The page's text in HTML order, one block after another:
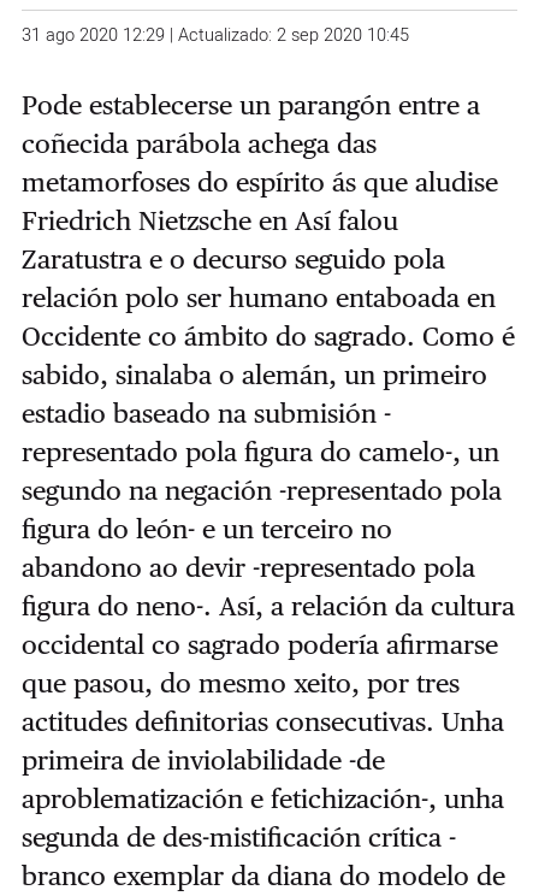
31 ago 2020 12:29 | Actualizado: 2 sep 2020 10:45
Pode establecerse un parangón entre a
coñecida parábola achega das
metamorfoses do espírito ás que aludise
Friedrich Nietzsche en Así falou
Zaratustra e o decurso seguido pola
relación polo ser humano entaboada en
Occidente co ámbito do sagrado. Como é
sabido, sinalaba o alemán, un primeiro
estadio baseado na submisión -
representado pola figura do camelo-, un
segundo na negación -representado pola
figura do león- e un terceiro no
abandono ao devir -representado pola
figura do neno-. Así, a relación da cultura
occidental co sagrado podería afirmarse
que pasou, do mesmo xeito, por tres
actitudes definitorias consecutivas. Unha
primeira de inviolabilidade -de
aproblematización e fetichización-, unha
segunda de des-mistificación crítica -
branco exemplar da diana do modelo de